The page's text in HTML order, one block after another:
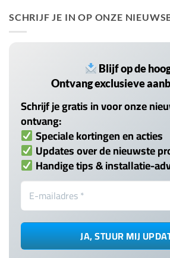
SCHRIJF JE IN OP ONZE
Blijf op de
Ontvang exclusieve
Schrijf je gratis in voor onze
ontvang:
Speciale kortingen en acties
Updates over de nieuwste
Handige tips & installatie-